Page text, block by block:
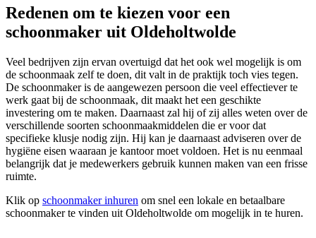
Redenen om te kiezen voor een
schoonmaker uit Oldeholtwolde
Veel bedrijven zijn ervan overtuigd dat het ook wel mogelijk is om
de schoonmaak zelf te doen, dit valt in de praktijk toch vies tegen.
De schoonmaker is de aangewezen persoon die veel effectiever te
werk gaat bij de schoonmaak, dit maakt het een geschikte
investering om te maken. Daarnaast zal hij of zij alles weten over de
verschillende soorten schoonmaakmiddelen die er voor dat
specifieke klusje nodig zijn. Hij kan je daarnaast adviseren over de
hygiëne eisen waaraan je kantoor moet voldoen. Het is nu eenmaal
belangrijk dat je medewerkers gebruik kunnen maken van een frisse
ruimte.
Klik op schoonmaker inhuren om snel een lokale en betaalbare
schoonmaker te vinden uit Oldeholtwolde om mogelijk in te huren.